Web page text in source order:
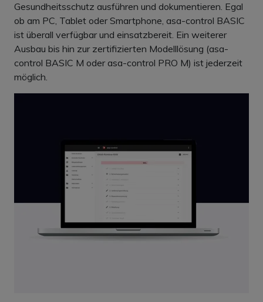
Gesundheitsschutz ausführen und dokumentieren. Egal
ob am PC, Tablet oder Smartphone, asa-control BASIC
ist überall verfügbar und einsatzbereit. Ein weiterer
Ausbau bis hin zur zertifizierten Modelllösung (asa-
control BASIC M oder asa-control PRO M) ist jederzeit
möglich.